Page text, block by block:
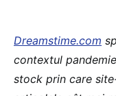
Dreamstime.com
contextul
stock prin care